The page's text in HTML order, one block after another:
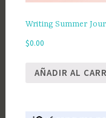
Writing Summer
$0.00
AÑADIR AL